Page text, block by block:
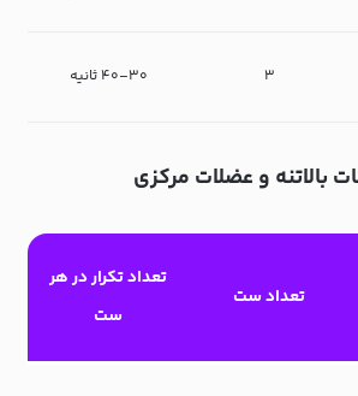
۳ ۳۰–۴۰ ثانیه
بالاتنه و عضلات مرکزی
تعداد ست
تعداد تکرار در هر
ست